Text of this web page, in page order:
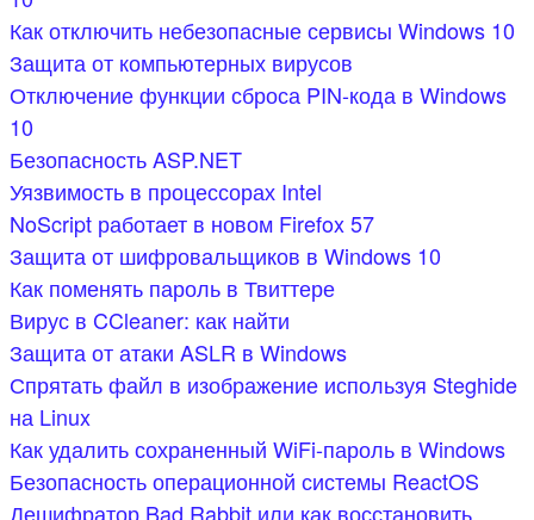
Как отключить небезопасные сервисы Windows 10
Защита от компьютерных вирусов
Отключение функции сброса PIN-кода в Windows
10
Безопасность ASP.NET
Уязвимость в процессорах Intel
NoScript работает в новом Firefox 57
Защита от шифровальщиков в Windows 10
Как поменять пароль в Твиттере
Вирус в CCleaner: как найти
Защита от атаки ASLR в Windows
Спрятать файл в изображение используя Steghide
на Linux
Как удалить сохраненный WiFi-пароль в Windows
Безопасность операционной системы ReactOS
Дешифратор Bad Rabbit или как восстановить